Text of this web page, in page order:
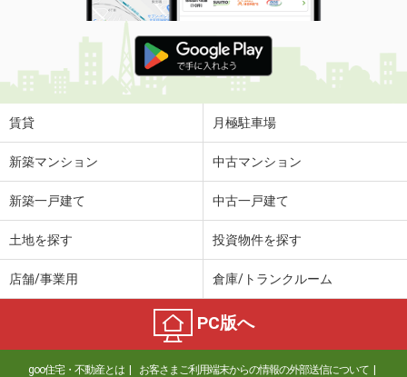
福島県いわき市平字三町目
価 格
22万円
住 所
福島県いわき市平字三町目
物件種別
賃貸 月極駐車場
新築マンション 中古マンション
新築一戸建て 中古一戸建て
土地を探す 投資物件を探す
店舗/事業用 倉庫/トランクルーム
PC版へ
goo住宅・不動産とは お客さまご利用端末からの情報の外部送信について